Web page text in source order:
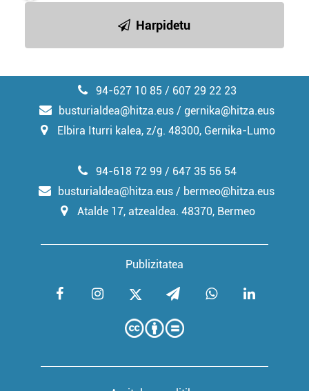
Harpidetu
94-627 10 85 / 607 29 22 23
busturialdea@hitza.eus / gernika@hitza.eus
Elbira Iturri kalea, z/g. 48300, Gernika-Lumo
Publizitatea
94-618 72 99 / 647 35 56 54
busturialdea@hitza.eus / bermeo@hitza.eus
Atalde 17, atzealdea. 48370, Bermeo